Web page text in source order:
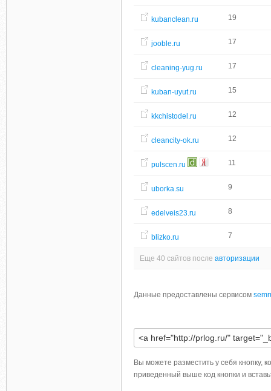
kubanclean.ru 19
jooble.ru 17
cleaning-yug.ru 17
kuban-uyut.ru 15
kkchistodel.ru 12
cleancity-ok.ru 12
pulscen.ru 11
uborka.su 9
edelveis23.ru 8
blizko.ru 7
Еще 40 сайтов после авторизации
Данные предоставлены сервисом
Вы можете разместить у себя кнопку,
приведенный выше код кнопки и